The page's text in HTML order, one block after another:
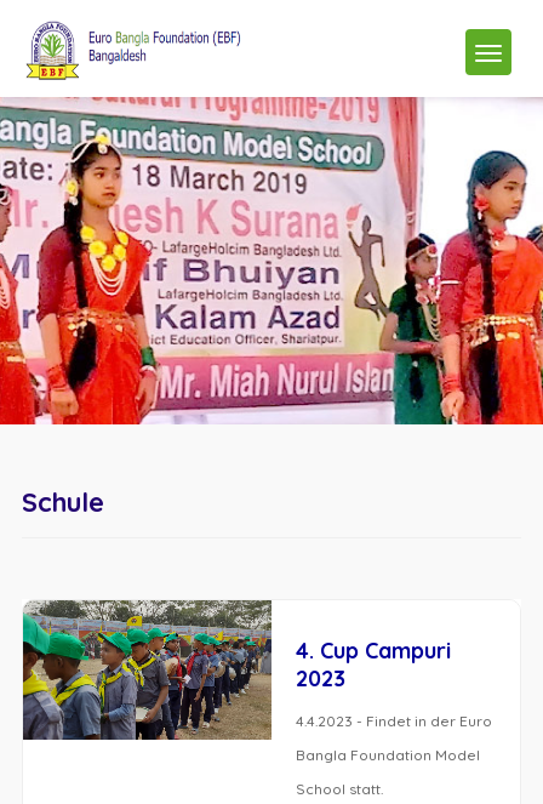
Schule
4. Cup Campuri
2023
4.4.2023 - Findet in der Euro
Bangla Foundation Model
School statt.